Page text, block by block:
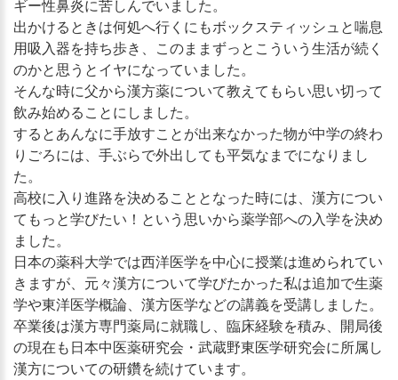
ギー性鼻炎に苦しんでいました。
出かけるときは何処へ行くにもボックスティッシュと喘息
用吸入器を持ち歩き、このままずっとこういう生活が続く
のかと思うとイヤになっていました。
そんな時に父から漢方薬について教えてもらい思い切って
飲み始めることにしました。
するとあんなに手放すことが出来なかった物が中学の終わ
りごろには、手ぶらで外出しても平気なまでになりまし
た。
高校に入り進路を決めることとなった時には、漢方につい
てもっと学びたい！という思いから薬学部への入学を決め
ました。
日本の薬科大学では西洋医学を中心に授業は進められてい
きますが、元々漢方について学びたかった私は追加で生薬
学や東洋医学概論、漢方医学などの講義を受講しました。
卒業後は漢方専門薬局に就職し、臨床経験を積み、開局後
の現在も日本中医薬研究会・武蔵野東医学研究会に所属し
漢方についての研鑽を続けています。